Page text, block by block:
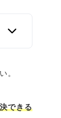
。
できる